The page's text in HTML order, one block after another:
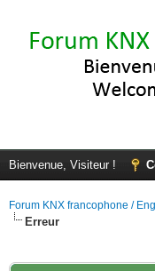
Bienvenue, Visiteur !
Forum KNX francophone /
Erreur